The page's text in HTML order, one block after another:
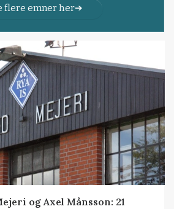
flere emner her
og Axel Månsson: 21